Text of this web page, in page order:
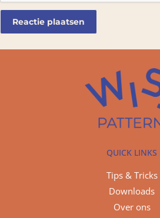
QUICK LINKS
Tips & Tricks
Downloads
Over ons